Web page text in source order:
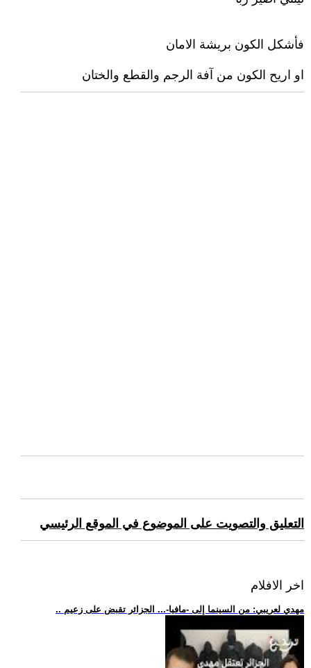
فأشكل الكون بريشة الامان
او اريح الكون من آفة الرجم والقطع والختان
التعليق والتصويت على الموضوع في الموقع الرئيسي
اخر الافلام
.. مهدي لعريبي: من السينما إلى -مافيا-... الجزائر تقبض على زعيم